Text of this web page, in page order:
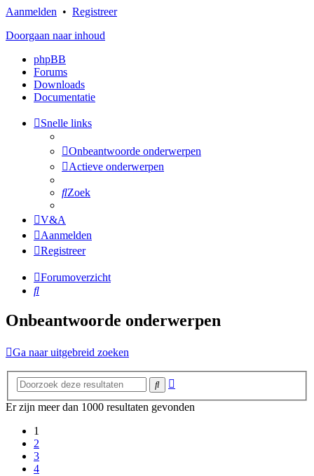
Aanmelden • Registreer
Doorgaan naar inhoud
phpBB
Forums
Downloads
Documentatie
Snelle links
Onbeantwoorde onderwerpen
Actieve onderwerpen
Zoek
V&A
Aanmelden
Registreer
Forumoverzicht
Zoek
Onbeantwoorde onderwerpen
Ga naar uitgebreid zoeken
Zoek
Er zijn meer dan 1000 resultaten gevonden
1
2
3
4